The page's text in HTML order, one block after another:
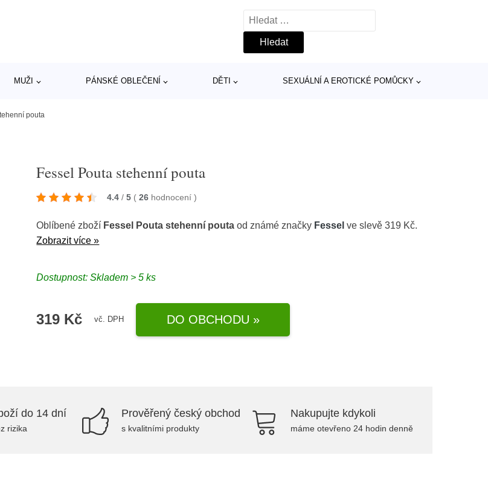
Vyhledávání
MUŽI PÁNSKÉ OBLEČENÍ DĚTI SEXUÁLNÍ A EROTICKÉ POMŮCKY
pouta
Fessel Pouta stehenní pouta
4.4 / 5 ( 26 hodnocení)
Oblíbené zboží Fessel Pouta stehenní pouta od známé značky Fessel ve slevě 319 Kč.
Zobrazit více »
Dostupnost: Skladem > 5 ks
319 Kč vč. DPH DO OBCHODU »
do 14 dní
rizika
Prověřený český obchod
s kvalitními produkty
Nakupujte kdykoli
máme otevřeno 24 hodin denně